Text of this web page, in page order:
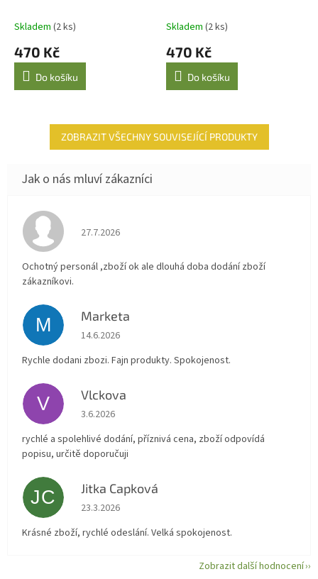
Skladem (2 ks)
470 Kč
Do košíku
Skladem (2 ks)
470 Kč
Do košíku
ZOBRAZIT VŠECHNY SOUVISEJÍCÍ PRODUKTY
Hodnocení obchodu je 4 z 5 hvězdiček.
27.7.2026
Ochotný personál ,zboží ok ale dlouhá doba dodání zboží
zákazníkovi.
M Marketa
Hodnocení obchodu je 5 z 5 hvězdiček.
14.6.2026
Rychle dodani zbozi. Fajn produkty. Spokojenost.
V Vlckova
Hodnocení obchodu je 5 z 5 hvězdiček.
3.6.2026
rychlé a spolehlivé dodání, příznivá cena, zboží odpovídá
popisu, určitě doporučuji
JC Jitka Capková
Hodnocení obchodu je 5 z 5 hvězdiček.
23.3.2026
Krásné zboží, rychlé odeslání. Velká spokojenost.
Zobrazit další hodnocení